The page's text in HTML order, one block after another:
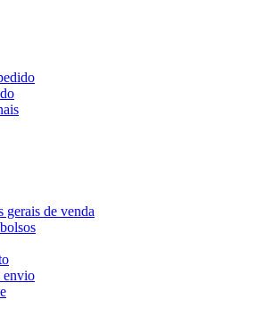
gerais de venda
envio